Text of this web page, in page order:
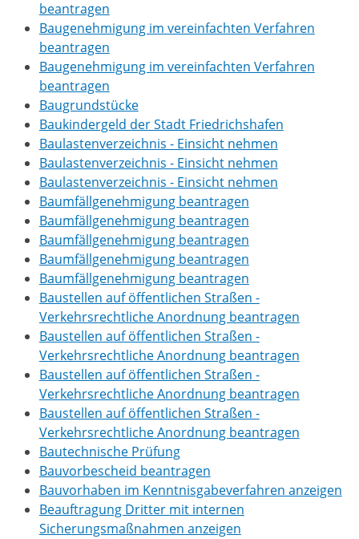
beantragen
Baugenehmigung im vereinfachten Verfahren
beantragen
Baugenehmigung im vereinfachten Verfahren
beantragen
Baugrundstücke
Baukindergeld der Stadt Friedrichshafen
Baulastenverzeichnis - Einsicht nehmen
Baulastenverzeichnis - Einsicht nehmen
Baulastenverzeichnis - Einsicht nehmen
Baumfällgenehmigung beantragen
Baumfällgenehmigung beantragen
Baumfällgenehmigung beantragen
Baumfällgenehmigung beantragen
Baumfällgenehmigung beantragen
Baustellen auf öffentlichen Straßen -
Verkehrsrechtliche Anordnung beantragen
Baustellen auf öffentlichen Straßen -
Verkehrsrechtliche Anordnung beantragen
Baustellen auf öffentlichen Straßen -
Verkehrsrechtliche Anordnung beantragen
Baustellen auf öffentlichen Straßen -
Verkehrsrechtliche Anordnung beantragen
Bautechnische Prüfung
Bauvorbescheid beantragen
Bauvorhaben im Kenntnisgabeverfahren anzeigen
Beauftragung Dritter mit internen
Sicherungsmaßnahmen anzeigen